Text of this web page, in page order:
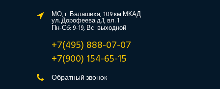
МО, г. Балашиха, 109 км МКАД
ул. Дорофеева д.1, вл. 1
Пн-Сб: 9-19, Вс: выходной
+7(495) 888-07-07
+7(900) 154-65-15
Обратный звонок